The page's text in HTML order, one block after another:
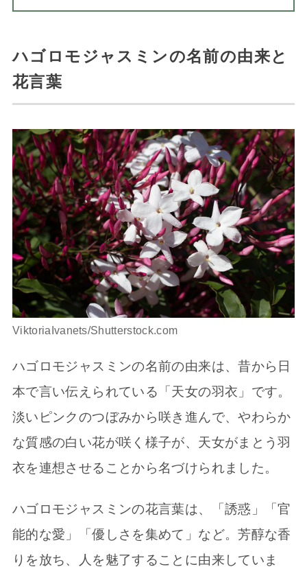
ハゴロモジャスミンの名前の由来と
花言葉
ViktoriaIvanets/Shutterstock.com
ハゴロモジャスミンの名前の由来は、昔から日
本で言い伝えられている「天女の羽衣」です。
淡いピンクのつぼみから咲き進んで、やわらか
な質感の白い花が咲く様子が、天女がまとう羽
衣を連想させることから名づけられました。
ハゴロモジャスミンの花言葉は、「誘惑」「官
能的な愛」「優しさを集めて」など。芳醇な香
りを放ち、人を魅了することに由来していま